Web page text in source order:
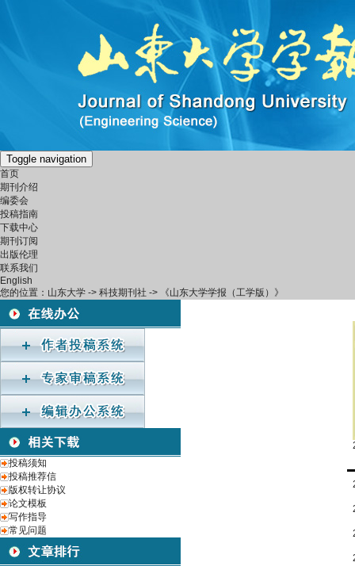
Toggle navigation
首页
期刊介绍
编委会
投稿指南
下载中心
期刊订阅
出版伦理
联系我们
English
您的位置： 山东大学 -> 科技期刊社 -> 《山东大学学报（工学版）》
投稿须知
投稿推荐信
版权转让协议
论文模板
写作指导
常见问题